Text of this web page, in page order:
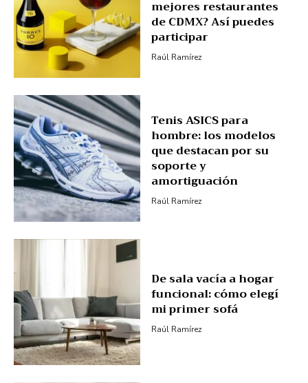
mejores restaurantes
de CDMX? Así puedes
participar
Raúl Ramírez
Tenis ASICS para
hombre: los modelos
que destacan por su
soporte y
amortiguación
Raúl Ramírez
De sala vacía a hogar
funcional: cómo elegí
mi primer sofá
Raúl Ramírez